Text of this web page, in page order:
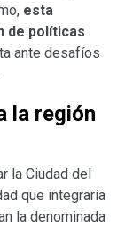
esta
de políticas
ante desafíos
la región
la Ciudad del
que integraría
la denominada